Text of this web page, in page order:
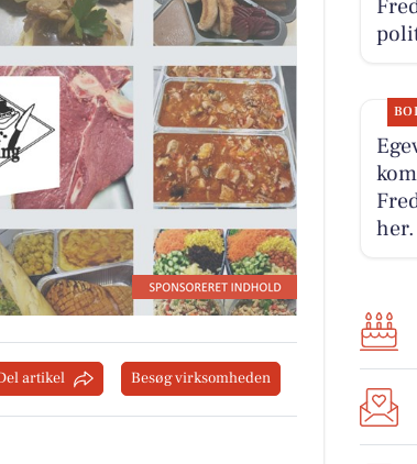
artikel Besøg virksomheden
her.